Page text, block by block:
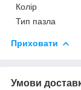
Колір
Тип пазла
Приховати
Умови